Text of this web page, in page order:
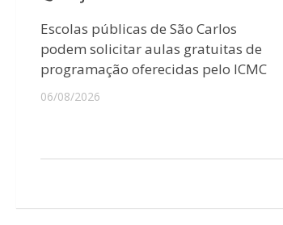
Escolas públicas de São Carlos
podem solicitar aulas gratuitas de
programação oferecidas pelo ICMC
06/08/2026